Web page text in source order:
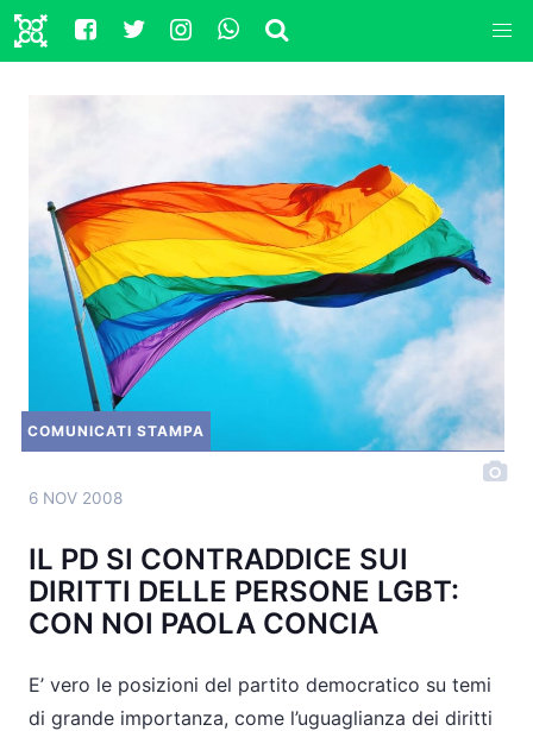
COMUNICATI STAMPA
6 NOV 2008
IL PD SI CONTRADDICE SUI
DIRITTI DELLE PERSONE LGBT:
CON NOI PAOLA CONCIA
E’ vero le posizioni del partito democratico su temi
di grande importanza, come l’uguaglianza dei diritti